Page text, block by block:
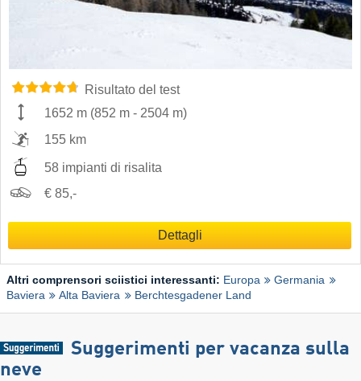
Risultato del test
1652 m (852 m - 2504 m)
155 km
58 impianti di risalita
€ 85,-
Dettagli
Altri comprensori sciistici interessanti: Europa
Germania
Baviera
Alta Baviera Berchtesgadener Land
Suggerimenti per vacanza sulla
neve